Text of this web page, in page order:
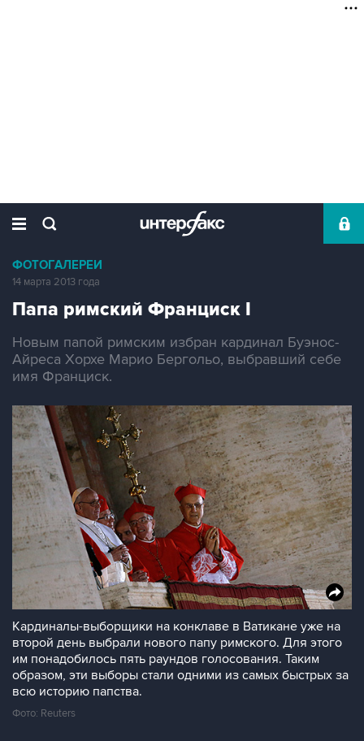
ФОТОГАЛЕРЕИ
14 марта 2013 года
Папа римский Франциск I
Новым папой римским избран кардинал Буэнос-
Айреса Хорхе Марио Бергольо, выбравший себе
имя Франциск.
Кардиналы-выборщики на конклаве в Ватикане уже на
второй день выбрали нового папу римского. Для этого
им понадобилось пять раундов голосования. Таким
образом, эти выборы стали одними из самых быстрых за
всю историю папства.
Фото: Reuters